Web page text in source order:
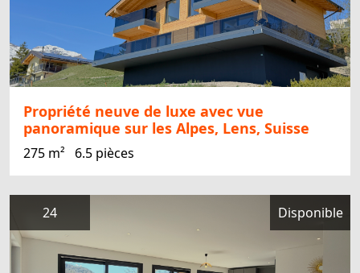
Propriété neuve de luxe avec vue
panoramique sur les Alpes, Lens, Suisse
275 m² 6.5 pièces
24 Disponible